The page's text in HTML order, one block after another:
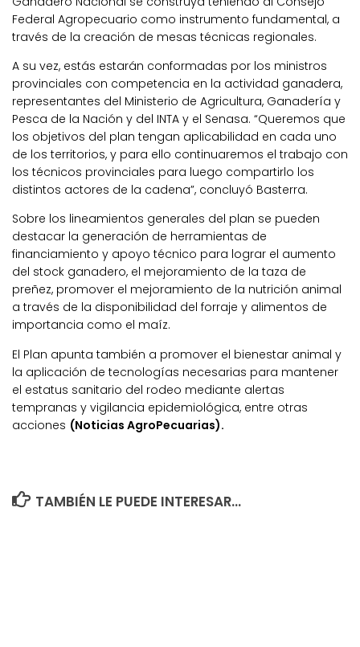
Federal Agropecuario como instrumento fundamental, a
través de la creación de mesas técnicas regionales.
A su vez, estás estarán conformadas por los ministros
provinciales con competencia en la actividad ganadera,
representantes del Ministerio de Agricultura, Ganadería y
Pesca de la Nación y del INTA y el Senasa. “Queremos que
los objetivos del plan tengan aplicabilidad en cada uno
de los territorios, y para ello continuaremos el trabajo con
los técnicos provinciales para luego compartirlo los
distintos actores de la cadena”, concluyó Basterra.
Sobre los lineamientos generales del plan se pueden
destacar la generación de herramientas de
financiamiento y apoyo técnico para lograr el aumento
del stock ganadero, el mejoramiento de la taza de
preñez, promover el mejoramiento de la nutrición animal
a través de la disponibilidad del forraje y alimentos de
importancia como el maíz.
El Plan apunta también a promover el bienestar animal y
la aplicación de tecnologías necesarias para mantener
el estatus sanitario del rodeo mediante alertas
tempranas y vigilancia epidemiológica, entre otras
acciones (Noticias AgroPecuarias).
TAMBIÉN LE PUEDE INTERESAR...